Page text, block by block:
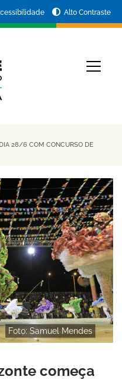
Alto Contraste
28/6 COM CONCURSO DE
Foto: Samuel Mendes
começa